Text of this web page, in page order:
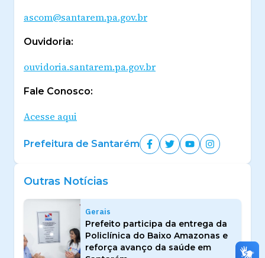
ascom@santarem.pa.gov.br
Ouvidoria:
ouvidoria.santarem.pa.gov.br
Fale Conosco:
Acesse aqui
Prefeitura de Santarém
Outras Notícias
Gerais
Prefeito participa da entrega da
Policlínica do Baixo Amazonas e
reforça avanço da saúde em